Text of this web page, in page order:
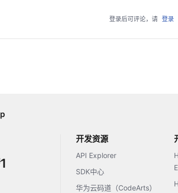
登录后可评论，请 登录
开发资源
API Explorer
SDK中心
华为云码道（CodeArts）